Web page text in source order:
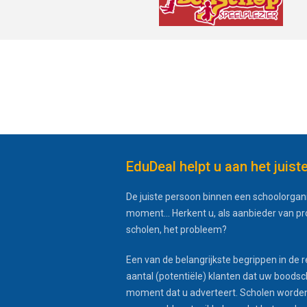
EduDeal helpt u aan het
De juiste persoon binnen een
moment... Herkent u, als aanbieder van
scholen, het probleem?
Een van de belangrijkste begrippen in de
aantal (potentiële) klanten dat uw
moment dat u adverteert. Scholen